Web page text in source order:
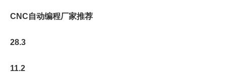
CNC自动编程厂家推荐
28.3
11.2